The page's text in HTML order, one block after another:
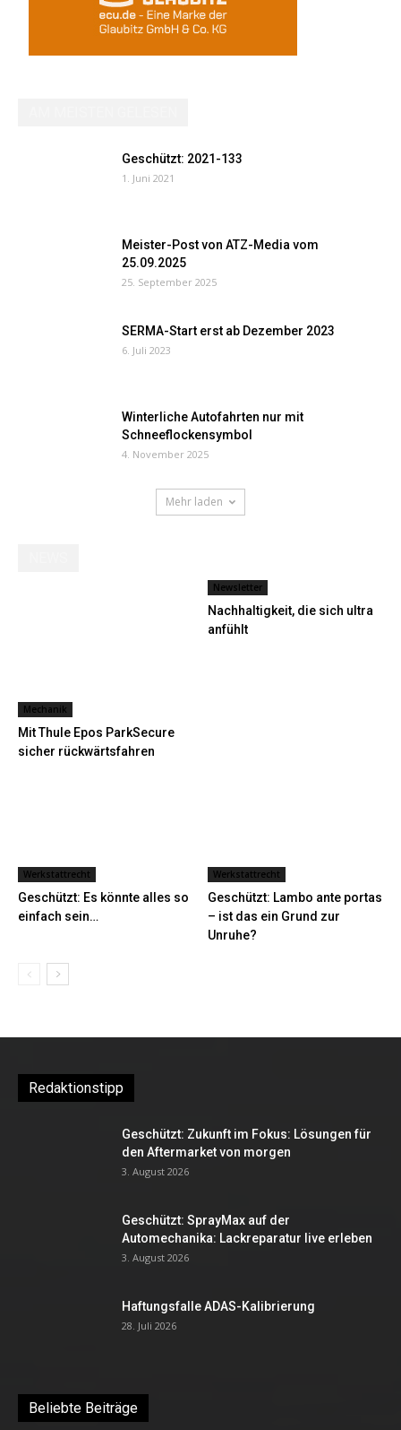
Geschützt: 2021-133
1. Juni 2021
Meister-Post von ATZ-Media vom
25.09.2025
25. September 2025
SERMA-Start erst ab Dezember 2023
6. Juli 2023
Winterliche Autofahrten nur mit
Schneeflockensymbol
4. November 2025
Mehr laden
Mechanik
Mit Thule Epos ParkSecure
sicher rückwärtsfahren
Newsletter
Nachhaltigkeit, die sich ultra
anfühlt
Werkstattrecht
Geschützt: Es könnte alles so
einfach sein…
Werkstattrecht
Geschützt: Lambo ante portas
– ist das ein Grund zur
Unruhe?
Redaktionstipp
Geschützt: Zukunft im Fokus: Lösungen für
den Aftermarket von morgen
3. August 2026
Geschützt: SprayMax auf der
Automechanika: Lackreparatur live erleben
3. August 2026
Haftungsfalle ADAS-Kalibrierung
28. Juli 2026
Beliebte Beiträge